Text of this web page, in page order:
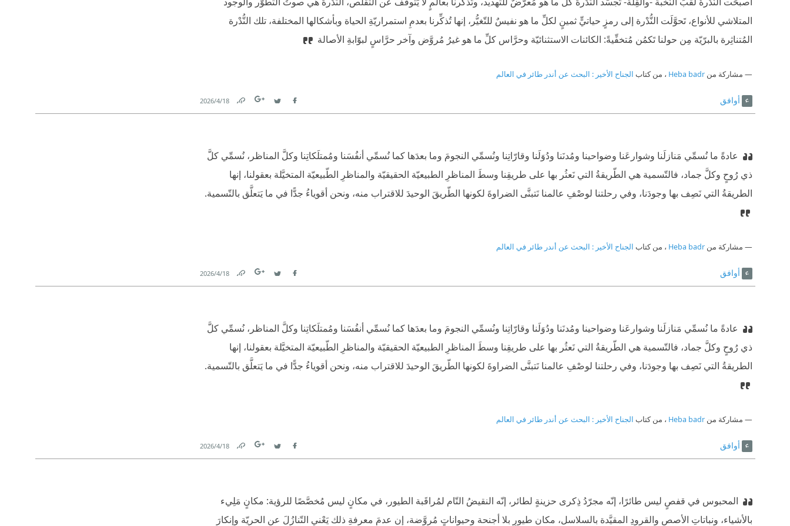
المتلاشي للأنواع، تَحوَّلَت النُّدْرة إلى رمزٍ حياتيٍّ ثمينٍ لكلِّ ما هو نفيسٌ للتّغيُّر، إنها تُذكِّرنا بعدمِ استمراريّةِ الحياة وبأشكالها المختلفة، تلك النُّدْرة
المُتناثِرة بالبرّيّة مِن حولنا تَكمُن مُتخفِّيةً: الكائنات الاستثنائيّة وحرَّاس كلِّ ما هو غيرُ مُروَّض وآخر حرَّاسٍ لبوّابةِ الأصالة
مشاركة منHeba badr ، من كتاب الجناح الأخير : البحث عن أندر طائر في العالم
Facebook
Twitter
Link
18‏/4‏/2026 أوافق
عادةً ما نُسمِّي مَنازلَنا وشوارعَنا وضواحينا ومُدنَنا ودُوَلَنا وقارّاتِنا ونُسمِّي النجومَ وما بعدَها كما نُسمِّي أنفُسَنا ومُمتلَكاتِنا وكلَّ المناظر، نُسمِّي كلَّ
ذي رُوحٍ وكلَّ جماد، فالتّسمية هي الطّريقةُ التي نَعثُر بها على طريقِنا وسطَ المناظرِ الطبيعيّة الحقيقيّة والمناظرِ الطّبيعيّة المتخيَّلة بعقولنا، إنها
الطريقةُ التي نَصِف بها وجودَنا، وفي رحلتنا لوصْفِ عالمنا نَتبنَّى الضراوةَ لكونها الطّريقَ الوحيدَ للاقتراب منه، ونحن أقوياءُ جدًّا في ما يَتعلَّق بالتّسمية.
مشاركة منHeba badr ، من كتاب الجناح الأخير : البحث عن أندر طائر في العالم
Facebook
Twitter
Link
18‏/4‏/2026 أوافق
عادةً ما نُسمِّي مَنازلَنا وشوارعَنا وضواحينا ومُدنَنا ودُوَلَنا وقارّاتِنا ونُسمِّي النجومَ وما بعدَها كما نُسمِّي أنفُسَنا ومُمتلَكاتِنا وكلَّ المناظر، نُسمِّي كلَّ
ذي رُوحٍ وكلَّ جماد، فالتّسمية هي الطّريقةُ التي نَعثُر بها على طريقِنا وسطَ المناظرِ الطبيعيّة الحقيقيّة والمناظرِ الطّبيعيّة المتخيَّلة بعقولنا، إنها
الطريقةُ التي نَصِف بها وجودَنا، وفي رحلتنا لوصْفِ عالمنا نَتبنَّى الضراوةَ لكونها الطّريقَ الوحيدَ للاقتراب منه، ونحن أقوياءُ جدًّا في ما يَتعلَّق بالتّسمية.
مشاركة منHeba badr ، من كتاب الجناح الأخير : البحث عن أندر طائر في العالم
Facebook
Twitter
Link
18‏/4‏/2026 أوافق
المحبوس في قفصٍ ليس طائرًا، إنّه مجرّدُ ذِكرى حزينةٍ لطائر، إنّه النقيضُ التّام لمُراقَبة الطيور، في مكانٍ ليس مُخصَّصًا للرؤية: مكانٍ مَلِيء
بالأشياء، ونباتاتِ الأصص والقرودِ المقيَّدة بالسلاسل، مكان طيورٍ بلا أجنحة وحيواناتٍ مُروَّضة، إن عدمَ معرفةِ ذلك يَعْني التّنازُلَ عن الحريّة وإنكارَ